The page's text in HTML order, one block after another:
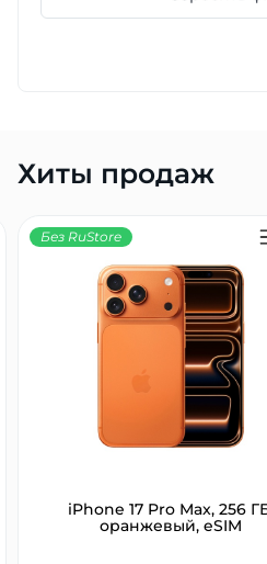
Хиты продаж
Без RuStore
iPhone 17 Pro Max, 256
оранжевый, eSIM
25% картой любого
Получайте товар
выбранный способом
75% будут
списыватьсяс вашей